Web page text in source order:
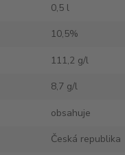
0,5 l
10,5%
111,2 g/l
8,7 g/l
obsahuje
Česká republika